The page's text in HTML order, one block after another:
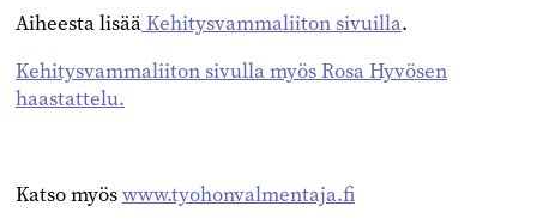
Aiheesta lisääKehitysvammaliiton sivuilla.
Kehitysvammaliiton sivulla myös Rosa Hyvösen
haastattelu.
Katso myöswww.tyohonvalmentaja.fi